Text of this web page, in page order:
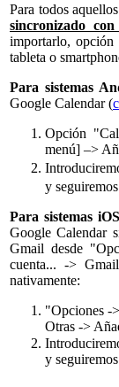
Para todos
sincronizado
importarlo, opción
tableta o
Para sistemas
Google Calendar (
Opción
menú] –>
y
Para sistemas
Google Calendar
Gmail desde
cuenta... ->
nativamente:
"Opciones -
Otras ->
y